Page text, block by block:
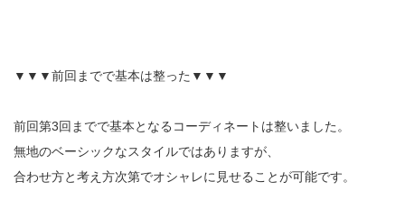
▼▼▼前回までで基本は整った▼▼▼
前回第3回までで基本となるコーディネートは整いました。
無地のベーシックなスタイルではありますが、
合わせ方と考え方次第でオシャレに見せることが可能です。